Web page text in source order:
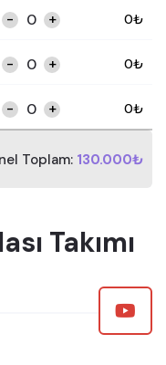
- + 0₺
- + 0₺
- + 0₺
Toplam: 130.000₺
Takımı